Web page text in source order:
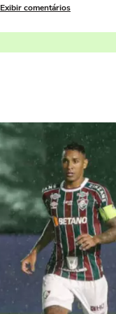
Exibir comentários